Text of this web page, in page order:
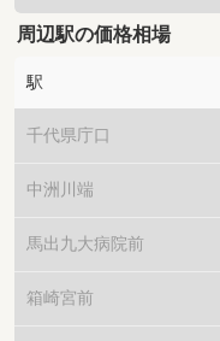
周辺駅の価格相場
駅
千代県庁口
中洲川端
馬出九大病院前
箱崎宮前